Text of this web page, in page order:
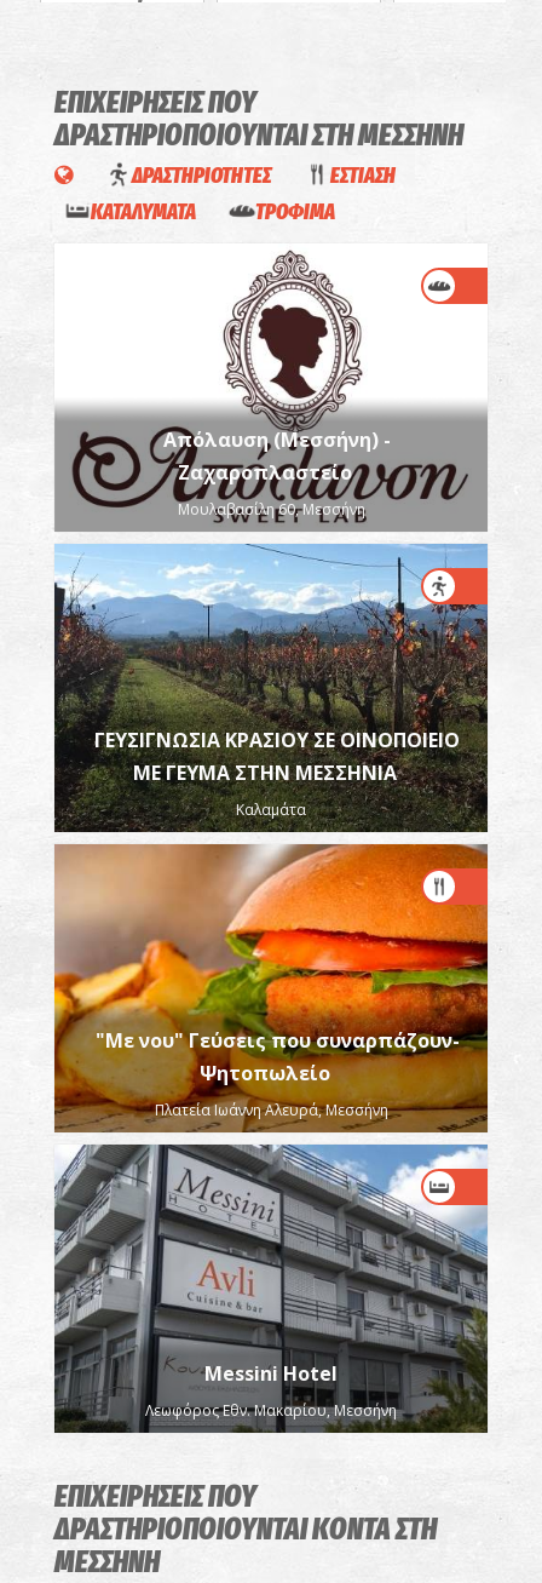
στο Θέατρο
ΕΠΙΧΕΙΡΗΣΕΙΣ ΠΟΥ
ΔΡΑΣΤΗΡΙΟΠΟΙΟΥΝΤΑΙΣΤΗ ΜΕΣΣΗΝΗ
ΔΡΑΣΤΗΡΙΟΤΗΤΕΣ
ΕΣΤΙΑΣΗ
ΚΑΤΑΛΥΜΑΤΑ
ΤΡΟΦΙΜΑ
Απόλαυση (Μεσσήνη) -
Ζαχαροπλαστείο
Μουλαβασίλη 60, Μεσσήνη
ΓΕΥΣΙΓΝΩΣΙΑ ΚΡΑΣΙΟΥ ΣΕ ΟΙΝΟΠΟΙΕΙΟ
ΜΕ ΓΕΥΜΑ ΣΤΗΝ ΜΕΣΣΗΝΙΑ
Καλαμάτα
"Με νου" Γεύσεις που συναρπάζουν-
Ψητοπωλείο
Πλατεία Ιωάννη Αλευρά, Μεσσήνη
Messini Hotel
Λεωφόρος Εθν. Μακαρίου, Μεσσήνη
ΕΠΙΧΕΙΡΗΣΕΙΣ ΠΟΥ
ΔΡΑΣΤΗΡΙΟΠΟΙΟΥΝΤΑΙΚΟΝΤΑ ΣΤΗ
ΜΕΣΣΗΝΗ